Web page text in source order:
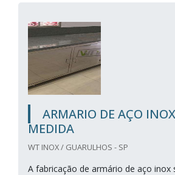
ARMARIO DE AÇO
MEDIDA
WT INOX / GUARULHOS - SP
A fabricação de armário de aço inox